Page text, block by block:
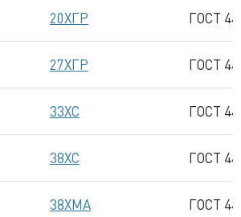
20ХГР ГОСТ
27ХГР ГОСТ
33ХС ГОСТ
38ХС ГОСТ
38ХМА ГОСТ